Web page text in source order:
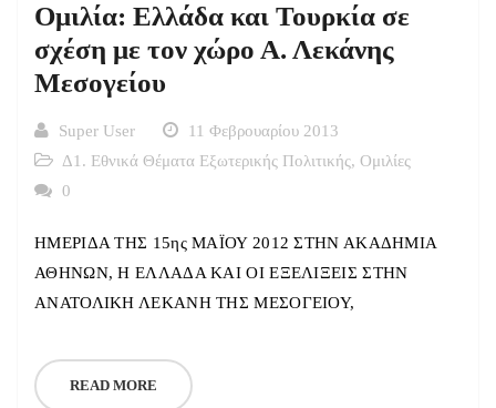
Ομιλία: Ελλάδα και Τουρκία σε
σχέση με τον χώρο Α. Λεκάνης
Μεσογείου
Super User
11 Φεβρουαρίου 2013
Δ1. Εθνικά Θέματα Εξωτερικής Πολιτικής, Ομιλίες
0
ΗΜΕΡΙΔΑ ΤΗΣ 15ης ΜΑΪΟΥ 2012 ΣΤΗΝ ΑΚΑΔΗΜΙΑ
ΑΘΗΝΩΝ, Η ΕΛΛΑΔΑ ΚΑΙ ΟΙ ΕΞΕΛΙΞΕΙΣ ΣΤΗΝ
ΑΝΑΤΟΛΙΚΗ ΛΕΚΑΝΗ ΤΗΣ ΜΕΣΟΓΕΙΟΥ,
READ MORE